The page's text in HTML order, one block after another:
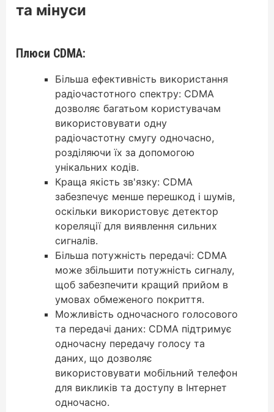
та мінуси
Плюси CDMA:
Більша ефективність використання
радіочастотного спектру: CDMA
дозволяє багатьом користувачам
використовувати одну
радіочастотну смугу одночасно,
розділяючи їх за допомогою
унікальних кодів.
Краща якість зв'язку: CDMA
забезпечує менше перешкод і шумів,
оскільки використовує детектор
кореляції для виявлення сильних
сигналів.
Більша потужність передачі: CDMA
може збільшити потужність сигналу,
щоб забезпечити кращий прийом в
умовах обмеженого покриття.
Можливість одночасного голосового
та передачі даних: CDMA підтримує
одночасну передачу голосу та
даних, що дозволяє
використовувати мобільний телефон
для викликів та доступу в Інтернет
одночасно.